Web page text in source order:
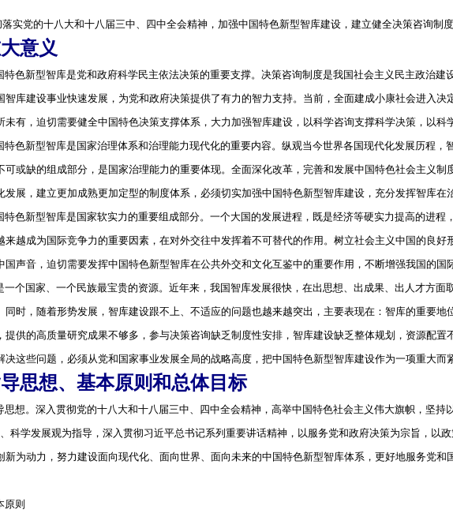
实党的十八大和十八届三中、四中全会精神，加强中国特色新型智库建设，建立健全决策咨询制度
意义
色新型智库是党和政府科学民主依法决策的重要支撑。决策咨询制度是我国社会主义民主政治建
智库建设事业快速发展，为党和政府决策提供了有力的智力支持。当前，全面建成小康社会进入
未有，迫切需要健全中国特色决策支撑体系，大力加强智库建设，以科学咨询支撑科学决策，以科
色新型智库是国家治理体系和治理能力现代化的重要内容。纵观当今世界各国现代化发展历程，
可或缺的组成部分，是国家治理能力的重要体现。全面深化改革，完善和发展中国特色社会主义
发展，建立更加成熟更加定型的制度体系，必须切实加强中国特色新型智库建设，充分发挥智库在
色新型智库是国家软实力的重要组成部分。一个大国的发展进程，既是经济等硬实力提高的进程
来越成为国际竞争力的重要因素，在对外交往中发挥着不可替代的作用。树立社会主义中国的良
国声音，迫切需要发挥中国特色新型智库在公共外交和文化互鉴中的重要作用，不断增强我国的国
个国家、一个民族最宝贵的资源。近年来，我国智库发展很快，在出思想、出成果、出人才方面
同时，随着形势发展，智库建设跟不上、不适应的问题也越来越突出，主要表现在：智库的重要
提供的高质量研究成果不够多，参与决策咨询缺乏制度性安排，智库建设缺乏整体规划，资源配
决这些问题，必须从党和国家事业发展全局的战略高度，把中国特色新型智库建设作为一项重大而
思想、基本原则和总体目标
想。深入贯彻党的十八大和十八届三中、四中全会精神，高举中国特色社会主义伟大旗帜，坚持
科学发展观为指导，深入贯彻习近平总书记系列重要讲话精神，以服务党和政府决策为宗旨，以
新为动力，努力建设面向现代化、面向世界、面向未来的中国特色新型智库体系，更好地服务党
则